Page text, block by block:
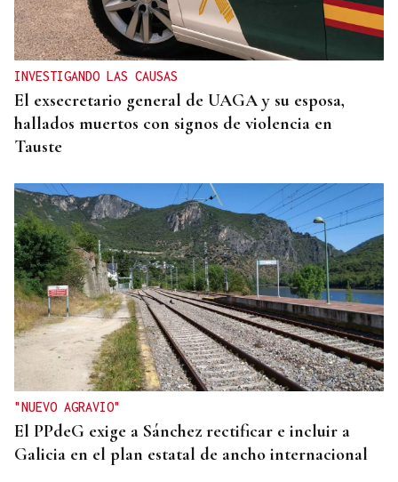
INVESTIGANDO LAS CAUSAS
El exsecretario general de UAGA y su esposa,
hallados muertos con signos de violencia en
Tauste
"NUEVO AGRAVIO"
El PPdeG exige a Sánchez rectificar e incluir a
Galicia en el plan estatal de ancho internacional